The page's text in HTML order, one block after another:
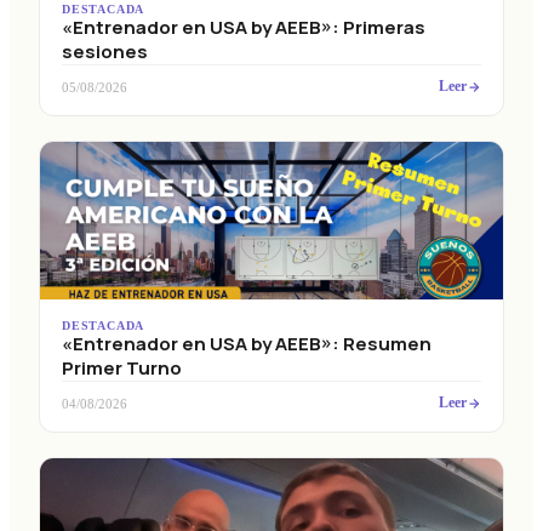
DESTACADA
«Entrenador en USA by AEEB»: Primeras
sesiones
05/08/2026 Leer
DESTACADA
«Entrenador en USA by AEEB»: Resumen
Primer Turno
04/08/2026 Leer